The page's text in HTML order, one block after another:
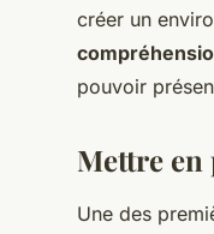
créer un
pouvoir
Mettre
Une des